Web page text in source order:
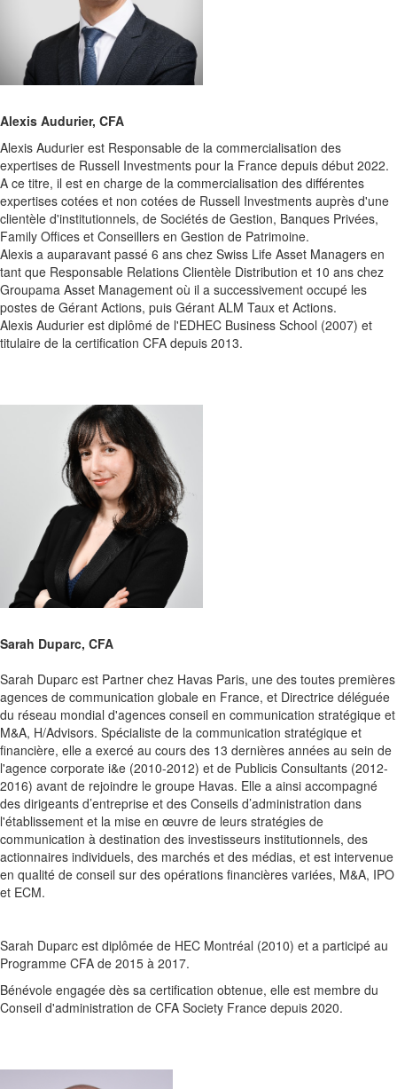
Alexis Audurier, CFA
Alexis Audurier est Responsable de la commercialisation des
expertises de Russell Investments pour la France depuis début 2022.
A ce titre, il est en charge de la commercialisation des différentes
expertises cotées et non cotées de Russell Investments auprès d'une
clientèle d'institutionnels, de Sociétés de Gestion, Banques Privées,
Family Offices et Conseillers en Gestion de Patrimoine.
Alexis a auparavant passé 6 ans chez Swiss Life Asset Managers en
tant que Responsable Relations Clientèle Distribution et 10 ans chez
Groupama Asset Management où il a successivement occupé les
postes de Gérant Actions, puis Gérant ALM Taux et Actions.
Alexis Audurier est diplômé de l'EDHEC Business School (2007) et
titulaire de la certification CFA depuis 2013.
Sarah Duparc, CFA
Sarah Duparc est Partner chez Havas Paris, une des toutes premières
agences de communication globale en France, et Directrice déléguée
du réseau mondial d'agences conseil en communication stratégique et
M&A, H/Advisors. Spécialiste de la communication stratégique et
financière, elle a exercé au cours des 13 dernières années au sein de
l'agence corporate i&e (2010-2012) et de Publicis Consultants (2012-
2016) avant de rejoindre le groupe Havas. Elle a ainsi accompagné
des dirigeants d’entreprise et des Conseils d’administration dans
l'établissement et la mise en œuvre de leurs stratégies de
communication à destination des investisseurs institutionnels, des
actionnaires individuels, des marchés et des médias, et est intervenue
en qualité de conseil sur des opérations financières variées, M&A, IPO
et ECM.
Sarah Duparc est diplômée de HEC Montréal (2010) et a participé au
Programme CFA de 2015 à 2017.
Bénévole engagée dès sa certification obtenue, elle est membre du
Conseil d'administration de CFA Society France depuis 2020.